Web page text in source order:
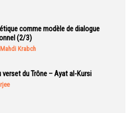
comme modèle de dialogue
(2/3)
Krabch
verset du Trône – Ayat al-Kursi